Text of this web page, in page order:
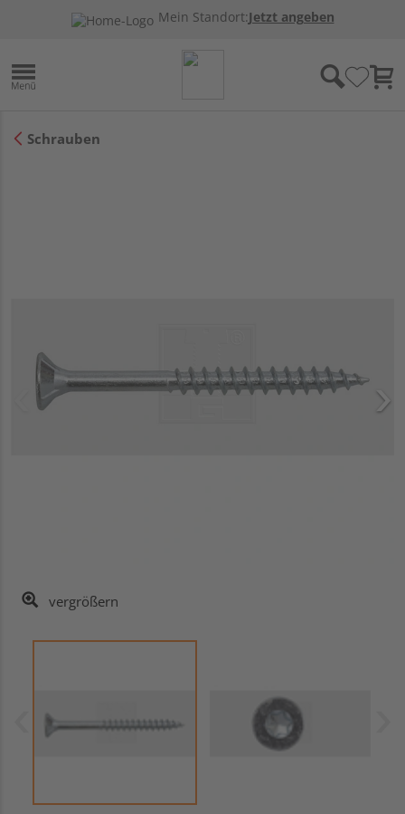
Mein Standort:Jetzt angeben
Schrauben
vergrößern